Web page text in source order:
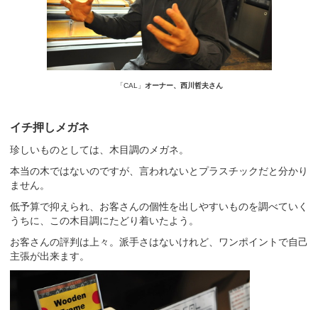
「CAL」 オーナー、西川哲夫さん
イチ押しメガネ
珍しいものとしては、木目調のメガネ。
本当の木ではないのですが、言われないとプラスチックだと分かり
ません。
低予算で抑えられ、お客さんの個性を出しやすいものを調べていく
うちに、この木目調にたどり着いたよう。
お客さんの評判は上々。派手さはないけれど、ワンポイントで自己
主張が出来ます。